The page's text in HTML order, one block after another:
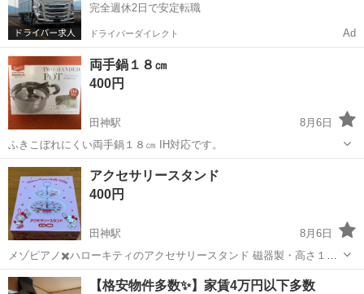
完全週休2日で安定転職
ドライバーダイレクト Ad
両手鍋１８㎝
400円
田神駅
8月6日
ふきこぼれにくい両手鍋１８㎝ IH対応です。
岐阜 岐阜市 田神駅 調理器具
アクセサリースタンド
400円
田神駅
8月6日
メゾピアノ✖️ハローキティのアクセサリースタンド 磁器製・高さ１５
㎝上下2段トレイです。
岐阜 岐阜市 田神駅 その他 スタンド
【格安物件多数✨】家賃4万円以下多数